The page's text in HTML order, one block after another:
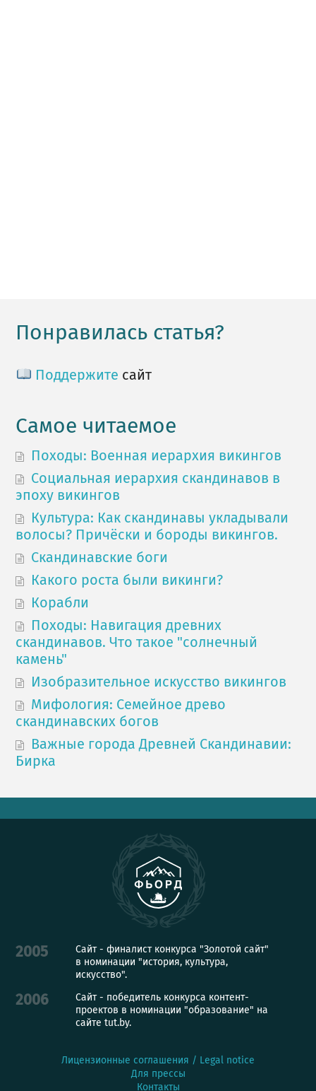
Понравилась статья?
Поддержите сайт
Самое читаемое
Походы: Военная иерархия викингов
Социальная иерархия скандинавов в
эпоху викингов
Культура: Как скандинавы укладывали
волосы? Причёски и бороды викингов.
Скандинавские боги
Какого роста были викинги?
Корабли
Походы: Навигация древних
скандинавов. Что такое "солнечный
камень"
Изобразительное искусство викингов
Мифология: Семейное древо
скандинавских богов
Важные города Древней Скандинавии:
Бирка
2005
Сайт - финалист конкурса "Золотой сайт"
в номинации "история, культура,
искусство".
2006
Сайт - победитель конкурса контент-
проектов в номинации "образование" на
сайте tut.by.
Лицензионные соглашения / Legal notice
Для прессы
Контакты